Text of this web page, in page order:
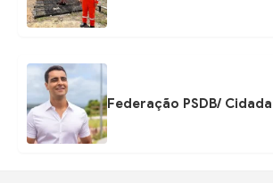
Federação PSDB/